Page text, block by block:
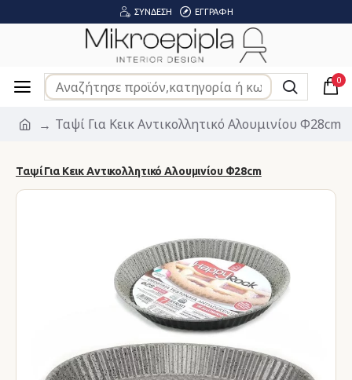
ΣΎΝΔΕΣΗ ΕΓΓΡΑΦΉ
0
Ταψί Για Κεικ Αντικολλητικό Αλουμινίου Φ28cm
Ταψί Για Κεικ Αντικολλητικό Αλουμινίου Φ28cm